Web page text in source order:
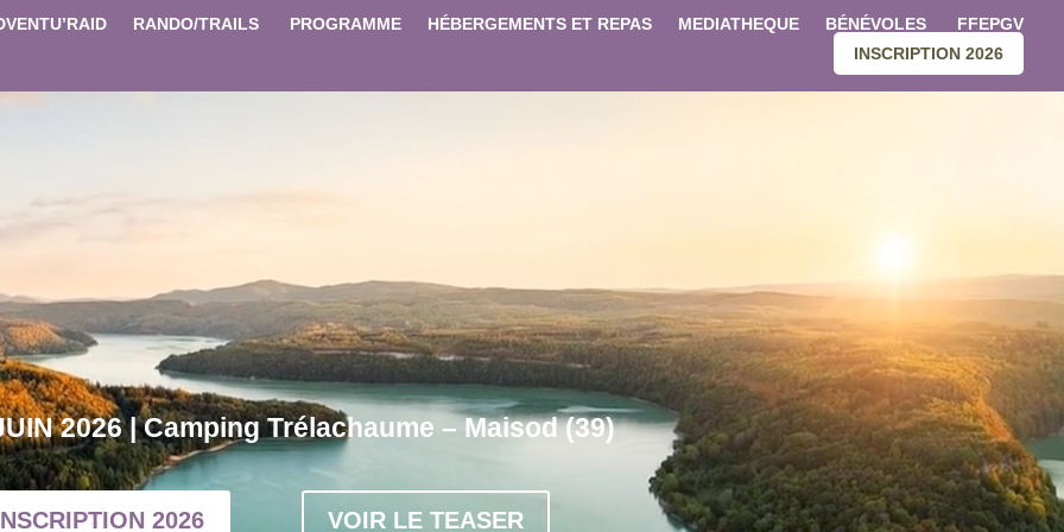
RANDO/TRAILS PROGRAMME HÉBERGEMENTS ET REPAS MEDIATHEQUE BÉNÉVOLES
FFEPGV
INSCRIPTION 2026
2026 | Camping Trélachaume – Maisod (39)
2026 VOIR LE TEASER